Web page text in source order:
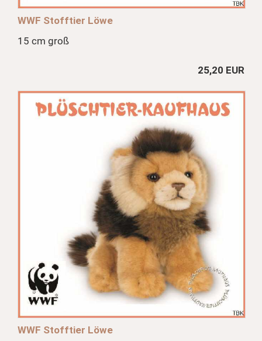
WWF Stofftier Löwe
15 cm groß
25,20 EUR
WWF Stofftier Löwe